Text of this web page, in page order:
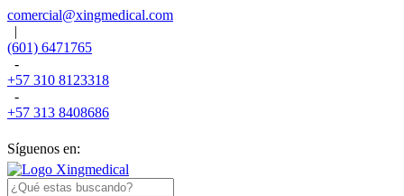
comercial@xingmedical.com
|
(601) 6471765
-
+57 310 8123318
-
+57 313 8408686
Síguenos en: